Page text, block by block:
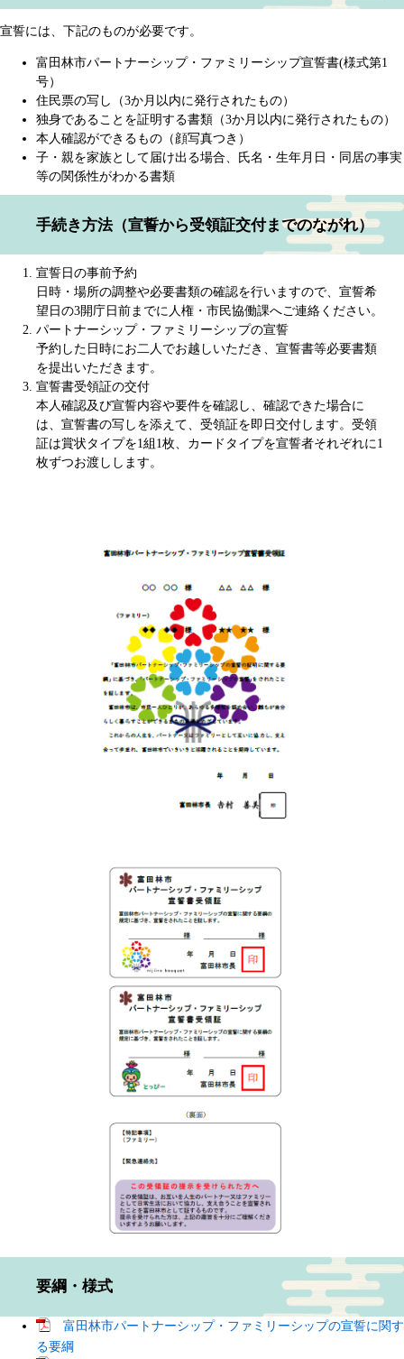
宣誓には、下記のものが必要です。
富田林市パートナーシップ・ファミリーシップ宣誓書(様式第1
号）
住民票の写し（3か月以内に発行されたもの）
独身であることを証明する書類（3か月以内に発行されたもの）
本人確認ができるもの（顔写真つき）
子・親を家族として届け出る場合、氏名・生年月日・同居の事実
等の関係性がわかる書類
手続き方法（宣誓から受領証交付までのながれ）
宣誓日の事前予約
日時・場所の調整や必要書類の確認を行いますので、宣誓希
望日の3開庁日前までに人権・市民協働課へご連絡ください。
パートナーシップ・ファミリーシップの宣誓
予約した日時にお二人でお越しいただき、宣誓書等必要書類
を提出いただきます。
宣誓書受領証の交付
本人確認及び宣誓内容や要件を確認し、確認できた場合に
は、宣誓書の写しを添えて、受領証を即日交付します。受領
証は賞状タイプを1組1枚、カードタイプを宣誓者それぞれに1
枚ずつお渡しします。
要綱・様式
富田林市パートナーシップ・ファミリーシップの宣誓に関す
る要綱